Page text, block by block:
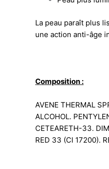
​La peau paraît plus
une action anti-âge
Composition :
AVENE THERMAL
ALCOHOL.
CETEARETH-33.
RED 33 (CI 17200).